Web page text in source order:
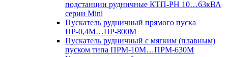
подстанции рудничные КТП-РН 10…63кВА
серии Mini
Пускатель рудничный прямого пуска
ПР-0,4М…ПР-800М
Пускатель рудничный с мягким (плавным)
пуском типа ПРМ-10М…ПРМ-630М